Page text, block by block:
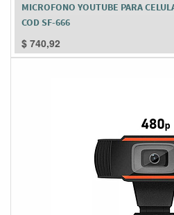
MICROFONO YOUTUBE PARA
COD SF-666
$ 740,92